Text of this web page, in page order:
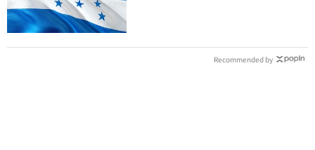
Recommended by